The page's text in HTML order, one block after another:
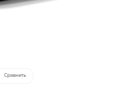
Сравнить